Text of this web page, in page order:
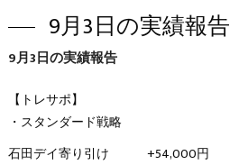
9月3日の実績報告
9月3日の実績報告
【トレサポ】
・スタンダード戦略
石田デイ寄り引け +54,000円